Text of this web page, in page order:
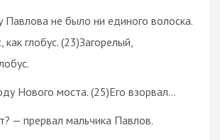
Павлова не было ни единого волоска.
глобус. (23)Загорелый,
Нового моста. (25)Его взорвал…
— прервал мальчика Павлов.